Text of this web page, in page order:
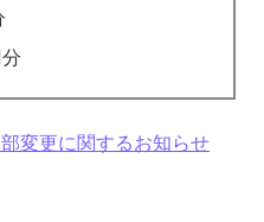
変更に関するお知らせ